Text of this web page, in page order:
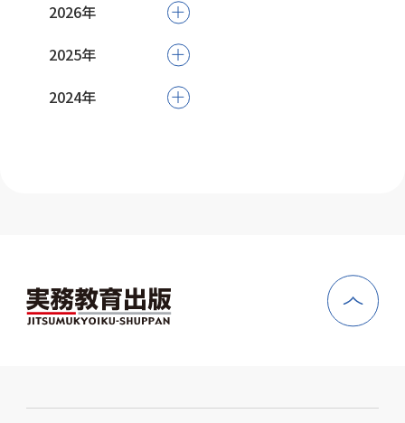
2026年
2026年08月 (8)
2026年07月 (26)
2026年02月 (17)
2025年
2025年12月 (21)
2025年07月 (18)
2024年